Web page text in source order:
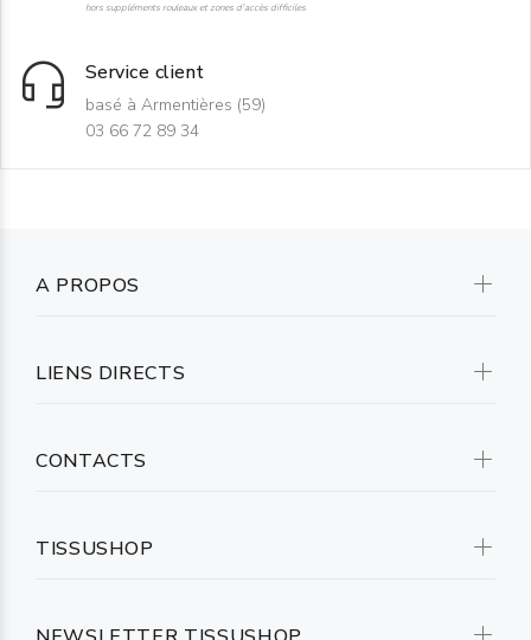
hors suppléments rouleaux et zones d'accès difficiles
Service client
basé à Armentières (59)
03 66 72 89 34
A PROPOS
LIENS DIRECTS
CONTACTS
TISSUSHOP